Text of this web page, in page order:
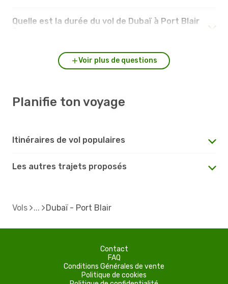
Quelle est la durée du vol de Dubaï à Port Blair
Voir plus de questions
Planifie ton voyage
Itinéraires de vol populaires
Les autres trajets proposés
Vols Dubaï - Port Blair
Contact
FAQ
Conditions Générales de vente
Politique de cookies